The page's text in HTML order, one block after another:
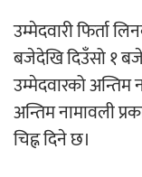
उम्मेदवारी फिर्ता
बजेदेखि दिउँसो १
उम्मेदवारको अन्तिम
अन्तिम नामावली
चिह्न दिने छ।